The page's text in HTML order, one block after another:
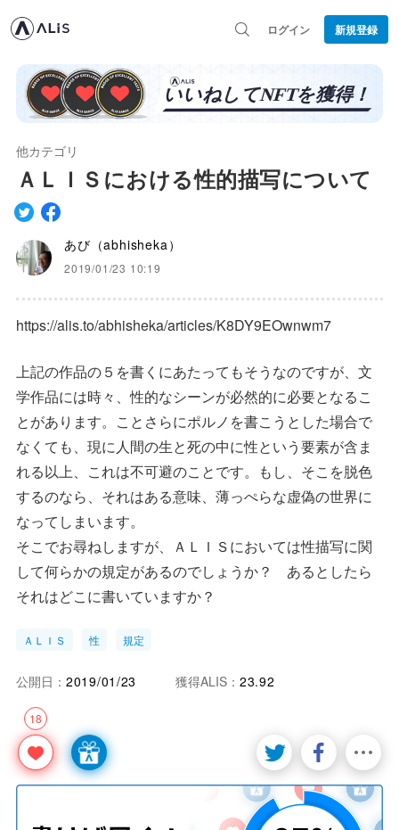
ログイン 新規登録
他カテゴリ
ＡＬＩＳにおける性的描写について
あび（abhisheka）
2019/01/23 10:19
https://alis.to/abhisheka/articles/K8DY9EOwnwm7
上記の作品の５を書くにあたってもそうなのですが、文
学作品には時々、性的なシーンが必然的に必要となるこ
とがあります。ことさらにポルノを書こうとした場合で
なくても、現に人間の生と死の中に性という要素が含ま
れる以上、これは不可避のことです。もし、そこを脱色
するのなら、それはある意味、薄っぺらな虚偽の世界に
なってしまいます。
そこでお尋ねしますが、ＡＬＩＳにおいては性描写に関
して何らかの規定があるのでしょうか？ あるとしたら
それはどこに書いていますか？
ＡＬＩＳ 性 規定
18
公開日： 2019/01/23 獲得ALIS： 23.92